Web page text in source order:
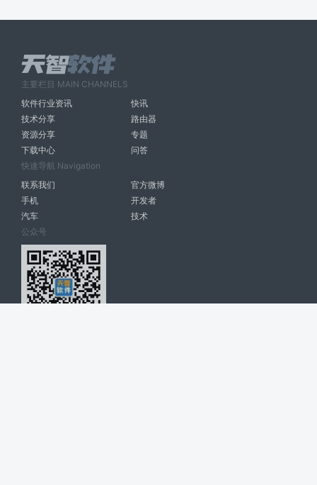
主要栏目 MAIN CHANNELS
软件行业资讯
快讯
技术分享
路由器
资源分享
专题
下载中心
问答
快速导航 Navigation
联系我们
官方微博
手机
开发者
汽车
技术
公众号